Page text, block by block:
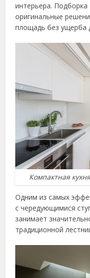
интерьера.
оригинальные
площадь без ущерба
Компактная
Одним из самых
с чередующимися
занимает
традиционной